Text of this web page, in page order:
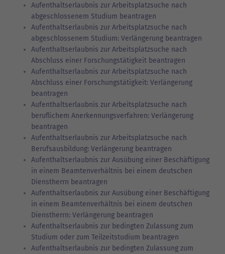
Aufenthaltserlaubnis zur Arbeitsplatzsuche nach
abgeschlossenem Studium beantragen
Aufenthaltserlaubnis zur Arbeitsplatzsuche nach
abgeschlossenem Studium: Verlängerung beantragen
Aufenthaltserlaubnis zur Arbeitsplatzsuche nach
Abschluss einer Forschungstätigkeit beantragen
Aufenthaltserlaubnis zur Arbeitsplatzsuche nach
Abschluss einer Forschungstätigkeit: Verlängerung
beantragen
Aufenthaltserlaubnis zur Arbeitsplatzsuche nach
beruflichem Anerkennungsverfahren: Verlängerung
beantragen
Aufenthaltserlaubnis zur Arbeitsplatzsuche nach
Berufsausbildung: Verlängerung beantragen
Aufenthaltserlaubnis zur Ausübung einer Beschäftigung
in einem Beamtenverhältnis bei einem deutschen
Dienstherrn beantragen
Aufenthaltserlaubnis zur Ausübung einer Beschäftigung
in einem Beamtenverhältnis bei einem deutschen
Dienstherrn: Verlängerung beantragen
Aufenthaltserlaubnis zur bedingten Zulassung zum
Studium oder zum Teilzeitstudium beantragen
Aufenthaltserlaubnis zur bedingten Zulassung zum